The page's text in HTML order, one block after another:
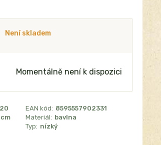
Není skladem
Momentálně není k dispozici
EAN kód: 8595557902331
Materiál: bavlna
Typ: nízký